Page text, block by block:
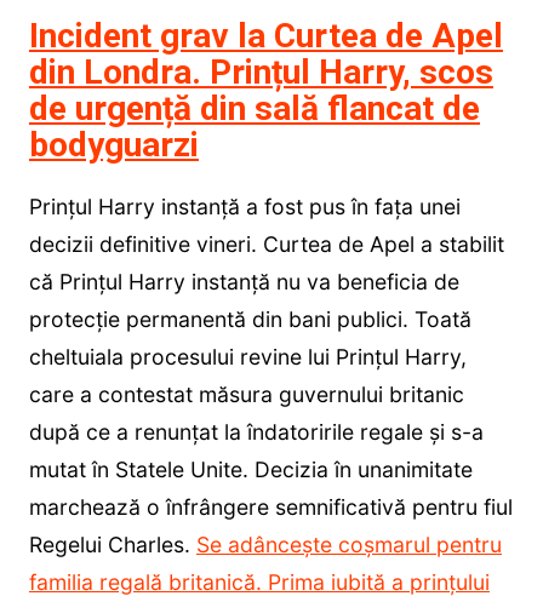
Incident grav la Curtea de Apel
din Londra. Prințul Harry, scos
de urgență din sală flancat de
bodyguarzi
Prințul Harry instanță a fost pus în fața unei
decizii definitive vineri. Curtea de Apel a stabilit
că Prințul Harry instanță nu va beneficia de
protecție permanentă din bani publici. Toată
cheltuiala procesului revine lui Prințul Harry,
care a contestat măsura guvernului britanic
după ce a renunțat la îndatoririle regale și s-a
mutat în Statele Unite. Decizia în unanimitate
marchează o înfrângere semnificativă pentru fiul
Regelui Charles. Se adâncește coșmarul pentru
familia regală britanică. Prima iubită a prințului